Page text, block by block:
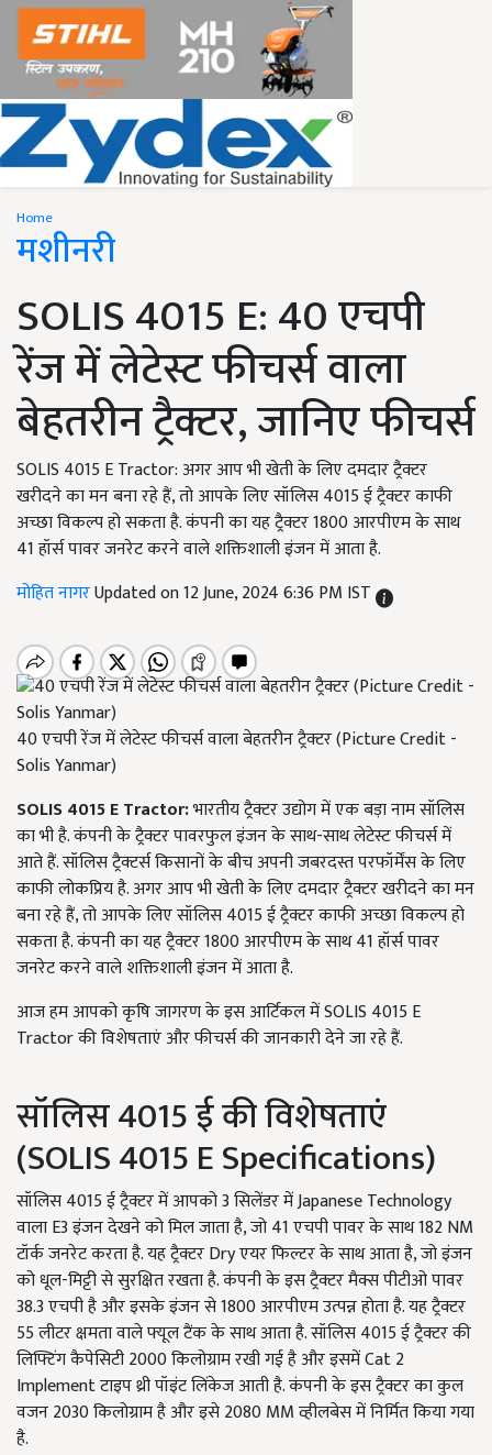
Home
मशीनरी
SOLIS 4015 E: 40 एचपी
रेंज में लेटेस्ट फीचर्स वाला
बेहतरीन ट्रैक्टर, जानिए फीचर्स
SOLIS 4015 E Tractor: अगर आप भी खेती के लिए दमदार ट्रैक्टर
खरीदने का मन बना रहे हैं, तो आपके लिए सॉलिस 4015 ई ट्रैक्टर काफी
अच्छा विकल्प हो सकता है. कंपनी का यह ट्रैक्टर 1800 आरपीएम के साथ
41 हॉर्स पावर जनरेट करने वाले शक्तिशाली इंजन में आता है.
मोहित नागरUpdated on 12 June, 2024 6:36 PM IST
40 एचपी रेंज में लेटेस्ट फीचर्स वाला बेहतरीन ट्रैक्टर (Picture Credit -
Solis Yanmar)
SOLIS 4015 E Tractor:भारतीय ट्रैक्टर उद्योग में एक बड़ा नाम सॉलिस
का भी है. कंपनी के ट्रैक्टर पावरफुल इंजन के साथ-साथ लेटेस्ट फीचर्स में
आते हैं. सॉलिस ट्रैक्टर्स किसानों के बीच अपनी जबरदस्त परफॉर्मेंस के लिए
काफी लोकप्रिय है. अगर आप भी खेती के लिए दमदार ट्रैक्टर खरीदने का मन
बना रहे हैं, तो आपके लिए सॉलिस 4015 ई ट्रैक्टर काफी अच्छा विकल्प हो
सकता है. कंपनी का यह ट्रैक्टर 1800 आरपीएम के साथ 41 हॉर्स पावर
जनरेट करने वाले शक्तिशाली इंजन में आता है.
आज हम आपको कृषि जागरण के इस आर्टिकल में SOLIS 4015 E
Tractor की विशेषताएं और फीचर्स की जानकारी देने जा रहे हैं.
सॉलिस 4015 ई की विशेषताएं
(SOLIS 4015 E Specifications)
सॉलिस 4015 ई ट्रैक्टर में आपको 3 सिलेंडर में Japanese Technology
वाला E3 इंजन देखने को मिल जाता है, जो 41 एचपी पावर के साथ 182 NM
टॉर्क जनरेट करता है. यह ट्रैक्टर Dry एयर फिल्टर के साथ आता है, जो इंजन
को धूल-मिट्टी से सुरक्षित रखता है. कंपनी के इस ट्रैक्टर मैक्स पीटीओ पावर
38.3 एचपी है और इसके इंजन से 1800 आरपीएम उत्पन्न होता है. यह ट्रैक्टर
55 लीटर क्षमता वाले फ्यूल टैंक के साथ आता है. सॉलिस 4015 ई ट्रैक्टर की
लिफ्टिंग कैपेसिटी 2000 किलोग्राम रखी गई है और इसमें Cat 2
Implement टाइप थ्री पॉइंट लिंकेज आती है. कंपनी के इस ट्रैक्टर का कुल
वजन 2030 किलोग्राम है और इसे 2080 MM व्हीलबेस में निर्मित किया गया
है.